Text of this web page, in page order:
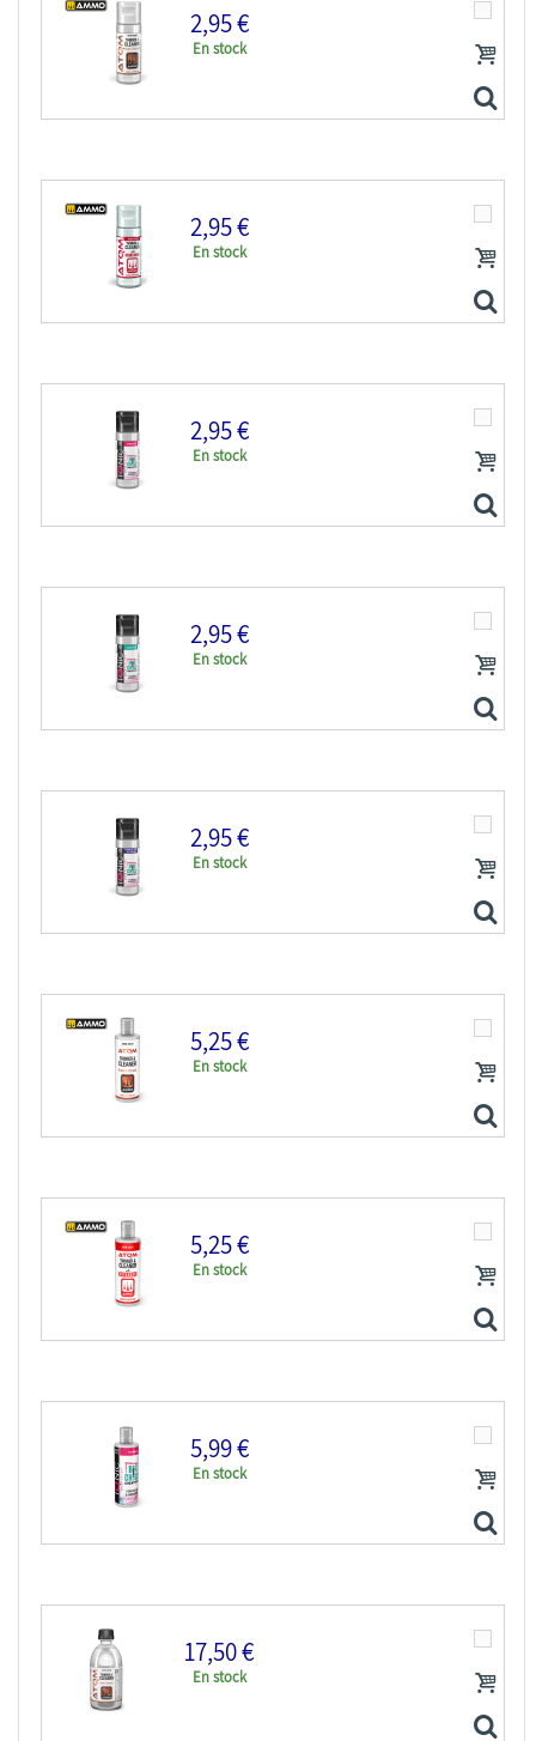
2,95 €
En stock
ATOM MIG peinture maquette 20500 Diluant & Nettoyant...
2,95 €
En stock
ATOM MIG peinture maquette 20501 Diluant & Nettoyant...
2,95 €
En stock
IONIC MIG peinture maquette 0300 Diluant acrylique 20ml
2,95 €
En stock
IONIC MIG peinture maquette 0301 Nettoyant acrylique...
2,95 €
En stock
IONIC MIG peinture maquette 0302 Diluant acrylique...
5,25 €
En stock
ATOM MIG peinture maquette 20510 Diluant & Nettoyant...
5,25 €
En stock
ATOM MIG peinture maquette 20511 Diluant & Nettoyant...
5,99 €
En stock
IONIC MIG peinture maquette 0321 Diluant acrylique 60ml
17,50 €
En stock